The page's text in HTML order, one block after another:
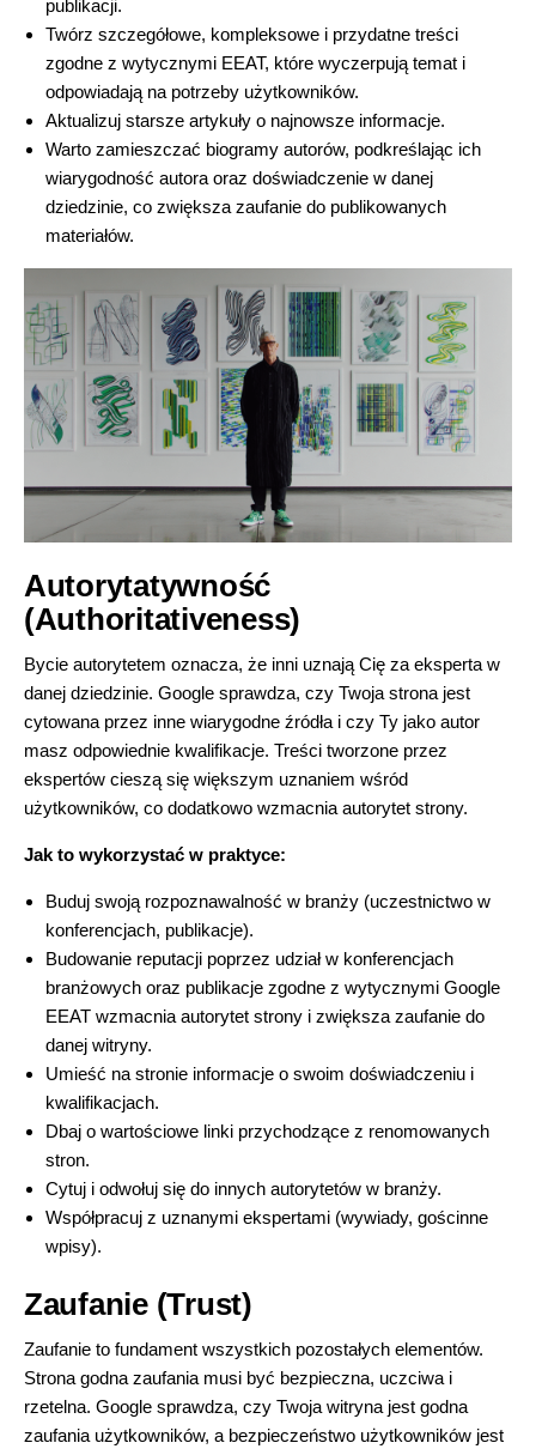
publikacji.
Twórz szczegółowe, kompleksowe i przydatne treści
zgodne z wytycznymi EEAT, które wyczerpują temat i
odpowiadają na potrzeby użytkowników.
Aktualizuj starsze artykuły o najnowsze informacje.
Warto zamieszczać biogramy autorów, podkreślając ich
wiarygodność autora oraz doświadczenie w danej
dziedzinie, co zwiększa zaufanie do publikowanych
materiałów.
Autorytatywność
(Authoritativeness)
Bycie autorytetem oznacza, że inni uznają Cię za eksperta w
danej dziedzinie. Google sprawdza, czy Twoja strona jest
cytowana przez inne wiarygodne źródła i czy Ty jako autor
masz odpowiednie kwalifikacje. Treści tworzone przez
ekspertów cieszą się większym uznaniem wśród
użytkowników, co dodatkowo wzmacnia autorytet strony.
Jak to wykorzystać w praktyce:
Buduj swoją rozpoznawalność w branży (uczestnictwo w
konferencjach, publikacje).
Budowanie reputacji poprzez udział w konferencjach
branżowych oraz publikacje zgodne z wytycznymi Google
EEAT wzmacnia autorytet strony i zwiększa zaufanie do
danej witryny.
Umieść na stronie informacje o swoim doświadczeniu i
kwalifikacjach.
Dbaj o wartościowe linki przychodzące z renomowanych
stron.
Cytuj i odwołuj się do innych autorytetów w branży.
Współpracuj z uznanymi ekspertami (wywiady, gościnne
wpisy).
Zaufanie (Trust)
Zaufanie to fundament wszystkich pozostałych elementów.
Strona godna zaufania musi być bezpieczna, uczciwa i
rzetelna. Google sprawdza, czy Twoja witryna jest godna
zaufania użytkowników, a bezpieczeństwo użytkowników jest